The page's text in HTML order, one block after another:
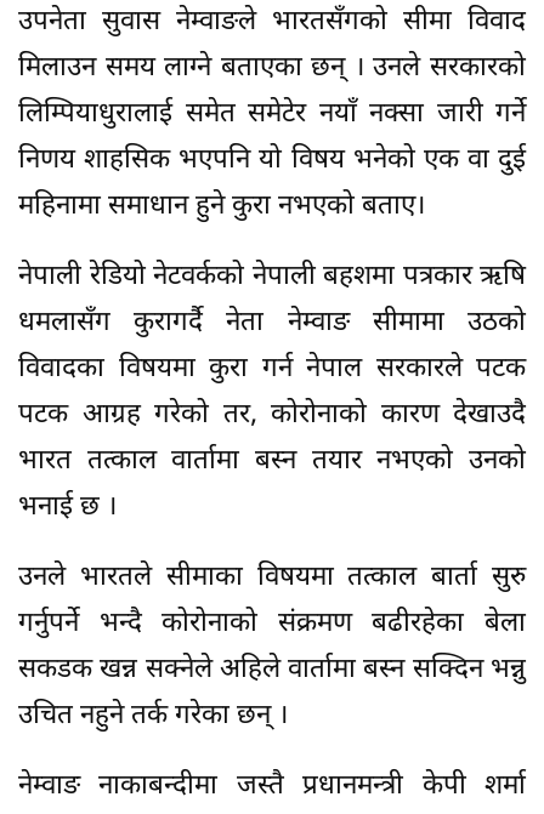
उपनेता सुवास नेम्वाङले भारतसँगको सीमा विवाद
मिलाउन समय लाग्ने बताएका छन् । उनले सरकारको
लिम्पियाधुरालाई समेत समेटेर नयाँ नक्सा जारी गर्ने
निणय शाहसिक भएपनि यो विषय भनेको एक वा दुई
महिनामा समाधान हुने कुरा नभएको बताए।
नेपाली रेडियो नेटवर्कको नेपाली बहशमा पत्रकार ऋषि
धमलासँग कुरागर्दै नेता नेम्वाङ सीमामा उठको
विवादका विषयमा कुरा गर्न नेपाल सरकारले पटक
पटक आग्रह गरेको तर, कोरोनाको कारण देखाउदै
भारत तत्काल वार्तामा बस्न तयार नभएको उनको
भनाई छ ।
उनले भारतले सीमाका विषयमा तत्काल बार्ता सुरु
गर्नुपर्ने भन्दै कोरोनाको संक्रमण बढीरहेका बेला
सकडक खन्न सक्नेले अहिले वार्तामा बस्न सक्दिन भन्नु
उचित नहुने तर्क गरेका छन् ।
नेम्वाङ नाकाबन्दीमा जस्तै प्रधानमन्त्री केपी शर्मा